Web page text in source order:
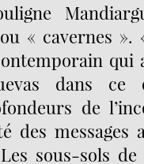
« cavernes
qui
dans ce
de
des messages
sous-sols